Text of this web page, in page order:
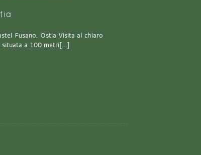
Fusano, Ostia Visita al chiaro
situata a 100 metri[…]